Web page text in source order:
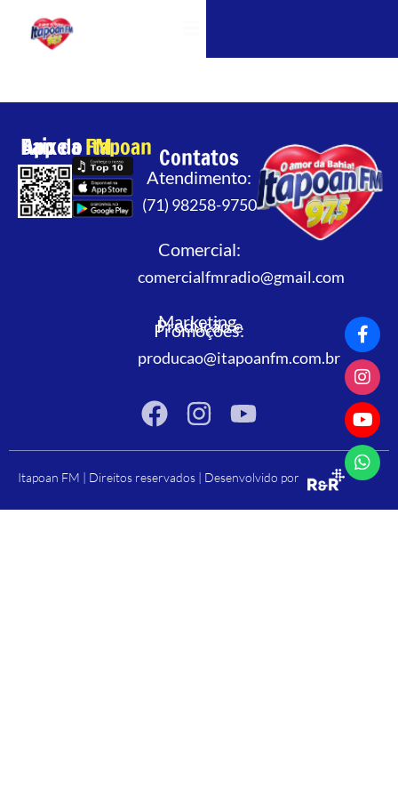
Baixe o App daItapoan FM Contatos
Atendimento:
(71) 98258-9750
Comercial:
comercialfmradio@gmail.com
Marketing,
Produção e
Promoções:
producao@itapoanfm.com.br
Itapoan FM | Direitos reservados | Desenvolvido por